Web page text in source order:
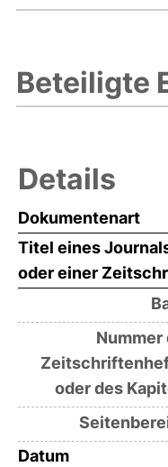
Beteiligte
Details
Dokumentenart
Titel eines
oder einer
Nummer
oder des
Datum